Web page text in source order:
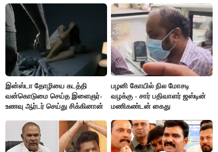
இன்ஸ்டா தோழியை கடத்தி
வன்கொடுமை செய்த இளைஞர்-
உணவு ஆர்டர் செய்து சிக்கினான்
பழனி கோயில் நில மோசடி
வழக்கு - சார் பதிவாளர் ஜஸ்டின்
மணிகண்டன் கைது